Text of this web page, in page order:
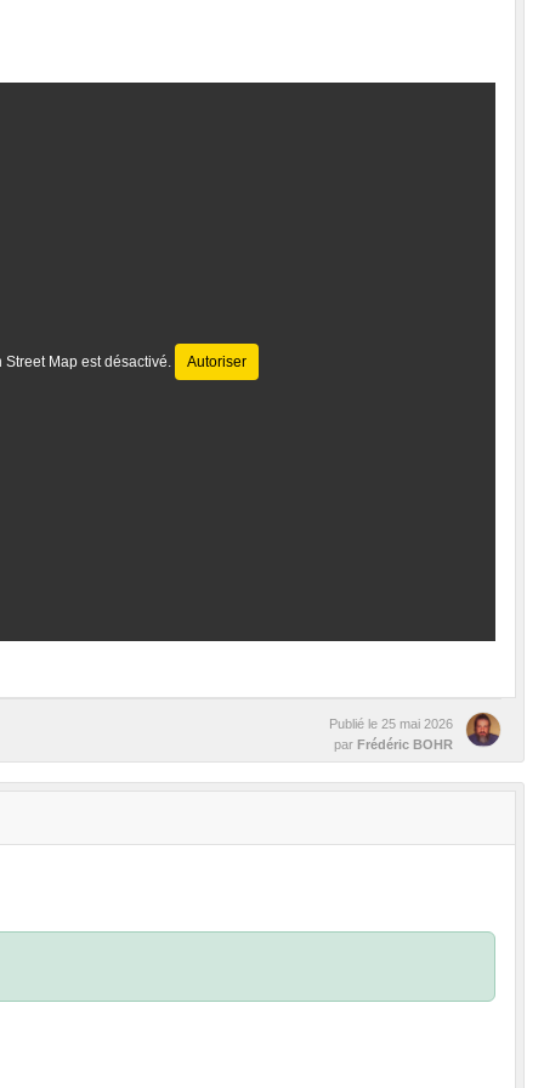
Street Map est désactivé. Autoriser
Publié le 25 mai 2026
par Frédéric BOHR